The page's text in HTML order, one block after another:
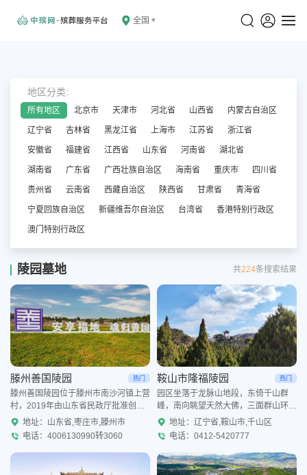
全国
地区分类:
所有地区 北京市 天津市 河北省 山西省 内蒙古自治区
辽宁省 吉林省 黑龙江省 上海市 江苏省 浙江省
安徽省 福建省 江西省 山东省 河南省 湖北省
湖南省 广东省 广西壮族自治区 海南省 重庆市 四川省
贵州省 云南省 西藏自治区 陕西省 甘肃省 青海省
宁夏回族自治区 新疆维吾尔自治区 台湾省 香港特别行政区
澳门特别行政区
陵园墓地 共224条搜索结果
滕州善国陵园 热门
滕州善国陵园位于滕州市南沙河镇上营
村，2019年由山东省民政厅批准创
办，各项手续齐备的合法经营性陵园，
陵园占地面积455余亩，规划墓穴10万
地址：山东省,枣庄市,滕州市
电话：4006130990转3060
鞍山市隆福陵园 热门
园区坐落于龙脉山地段，东倚千山群
峰，南向眺望天然大佛，三面群山环
抱，山水格局优良，总占地 24.6 万平
方米，园区建设汉唐仿古山门、钟楼、
汉白玉华表，打造二十四
地址：辽宁省,鞍山市,千山区
电话：0412-5420777